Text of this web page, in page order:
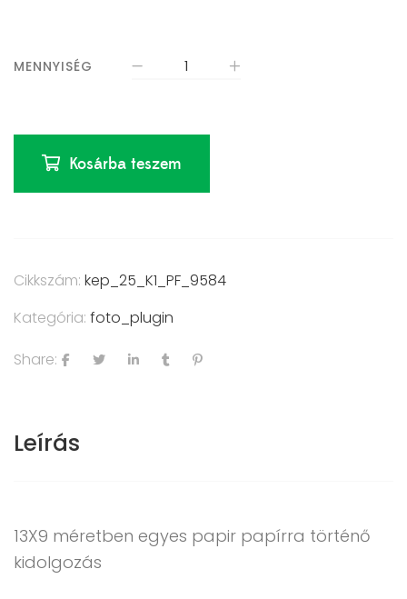
MENNYISÉG
Kosárba teszem
Cikkszám: kep_25_K1_PF_9584
Kategória: foto_plugin
Share:
Leírás
13X9 méretben egyes papir papírra történő
kidolgozás